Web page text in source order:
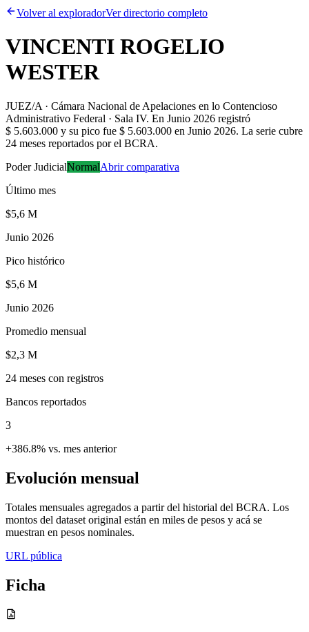
Volver al exploradorVer directorio completo
VINCENTI ROGELIO
WESTER
JUEZ/A · Cámara Nacional de Apelaciones en lo Contencioso
Administrativo Federal · Sala IV. En Junio 2026 registró
$ 5.603.000 y su pico fue $ 5.603.000 en Junio 2026. La serie cubre
24 meses reportados por el BCRA.
Poder JudicialNormalAbrir comparativa
Último mes
$5,6 M
Junio 2026
Pico histórico
$5,6 M
Junio 2026
Promedio mensual
$2,3 M
24 meses con registros
Bancos reportados
3
+386.8% vs. mes anterior
Evolución mensual
Totales mensuales agregados a partir del historial del BCRA. Los
montos del dataset original están en miles de pesos y acá se
muestran en pesos nominales.
URL pública
Ficha